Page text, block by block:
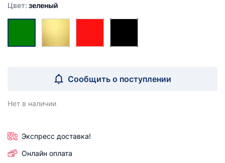
Цвет: зеленый
Сообщить о поступлении
Нет в наличии
Экспресс доставка!
Онлайн оплата